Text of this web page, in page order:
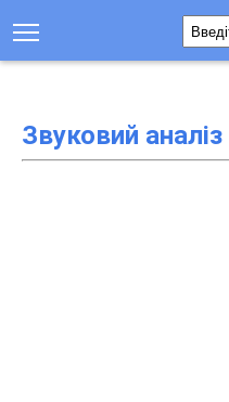
Звуковий аналіз